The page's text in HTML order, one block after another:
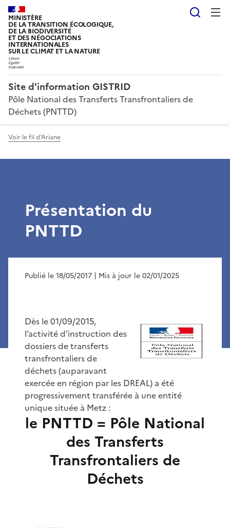
MINISTÈRE
DE LA TRANSITION ÉCOLOGIQUE,
DE LA BIODIVERSITÉ
ET DES NÉGOCIATIONS
INTERNATIONALES
SUR LE CLIMAT ET LA NATURE
Site d'information GISTRID
Pôle National des Transferts Transfrontaliers de
Déchets (PNTTD)
Voir le fil d'Ariane
Présentation du
PNTTD
Publié le 18/05/2017 | Mis à jour le 02/01/2025
Dès le 01/09/2015,
l’activité d’instruction des
dossiers de transferts
transfrontaliers de
déchets (auparavant
exercée en région par les DREAL) a été
progressivement transférée à une entité
unique située à Metz :
le PNTTD = Pôle National
des Transferts
Transfrontaliers de
Déchets